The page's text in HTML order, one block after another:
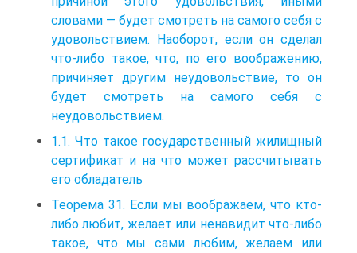
словами — будет смотреть на самого себя с
удовольствием. Наоборот, если он сделал
что-либо такое, что, по его воображению,
причиняет другим неудовольствие, то он
будет смотреть на самого себя с
неудовольствием.
1.1. Что такое государственный жилищный
сертификат и на что может рассчитывать
его обладатель
Теорема 31. Если мы воображаем, что кто-
либо любит, желает или ненавидит что-либо
такое, что мы сами любим, желаем или